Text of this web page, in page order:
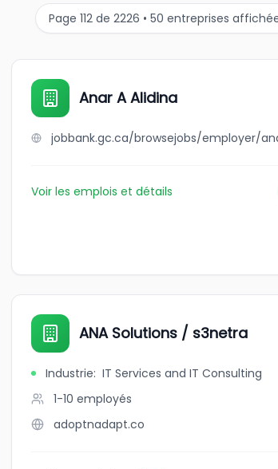
Page 112 de 2226 • 50 entreprises
Anar A Alidina
Voir les emplois et détails
ANA Solutions / s3netra
Industrie: IT Services and IT Consulting
1-10 employés
adoptnadapt.co